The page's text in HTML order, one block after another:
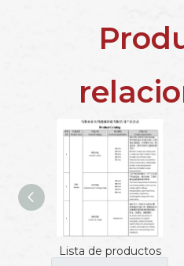
Lista de productos